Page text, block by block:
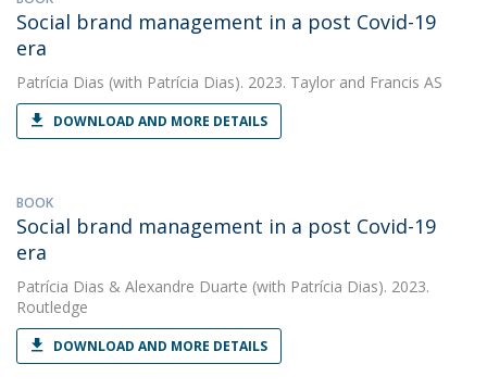
Social brand management in a post Covid-19
era
Patrícia Dias (with Patrícia Dias). 2023. Taylor and Francis AS
DOWNLOAD AND MORE DETAILS
BOOK
Social brand management in a post Covid-19
era
Patrícia Dias & Alexandre Duarte (with Patrícia Dias). 2023.
Routledge
DOWNLOAD AND MORE DETAILS